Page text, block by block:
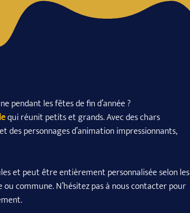
pendant les fêtes de fin d’année ?
qui réunit petits et grands. Avec des chars
personnages d’animation impressionnants,
et peut être entièrement personnalisée selon les
commune. N’hésitez pas à nous contacter pour